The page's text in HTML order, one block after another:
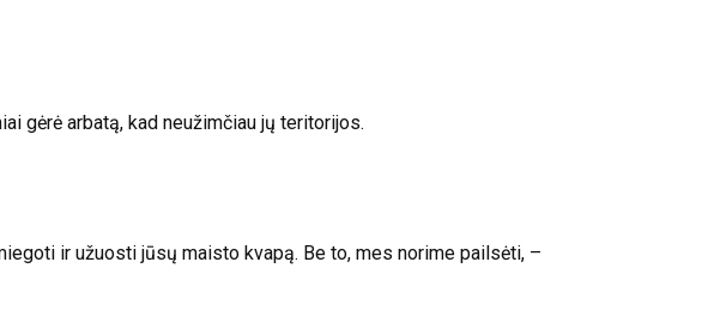
gėrė arbatą, kad neužimčiau jų teritorijos.
ir užuosti jūsų maisto kvapą. Be to, mes norime pailsėti, –